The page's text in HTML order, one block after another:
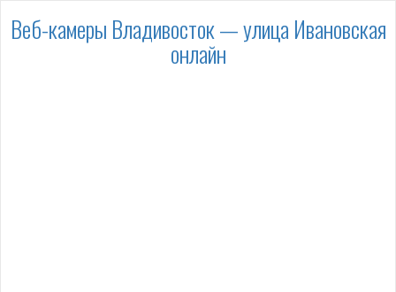
Веб-камеры Владивосток — улица Ивановская
онлайн